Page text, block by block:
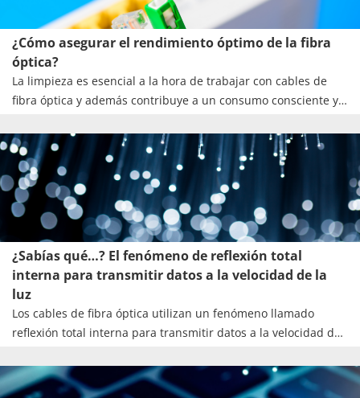
¿Cómo asegurar el rendimiento óptimo de la fibra
óptica?
La limpieza es esencial a la hora de trabajar con cables de
fibra óptica y además contribuye a un consumo consciente y
óptimo y una transmisión de datos sin interferencias.
¿Sabías qué…? El fenómeno de reflexión total
interna para transmitir datos a la velocidad de la
luz
Los cables de fibra óptica utilizan un fenómeno llamado
reflexión total interna para transmitir datos a la velocidad de